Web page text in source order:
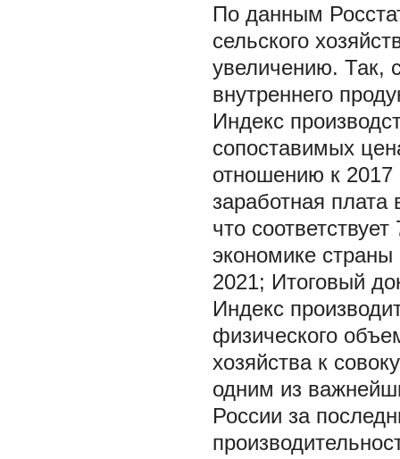
По данным
сельского
увеличению. Так,
внутреннего
Индекс
сопоставимых
отношению к 2017
заработная плата
что
экономике
2021; Итоговый
Индекс
физического
хозяйства к
одним из
России за